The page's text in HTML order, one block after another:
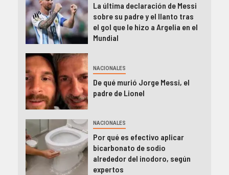
La última declaración de Messi
sobre su padre y el llanto tras
el gol que le hizo a Argelia en el
Mundial
NACIONALES
De qué murió Jorge Messi, el
padre de Lionel
NACIONALES
Por qué es efectivo aplicar
bicarbonato de sodio
alrededor del inodoro, según
expertos